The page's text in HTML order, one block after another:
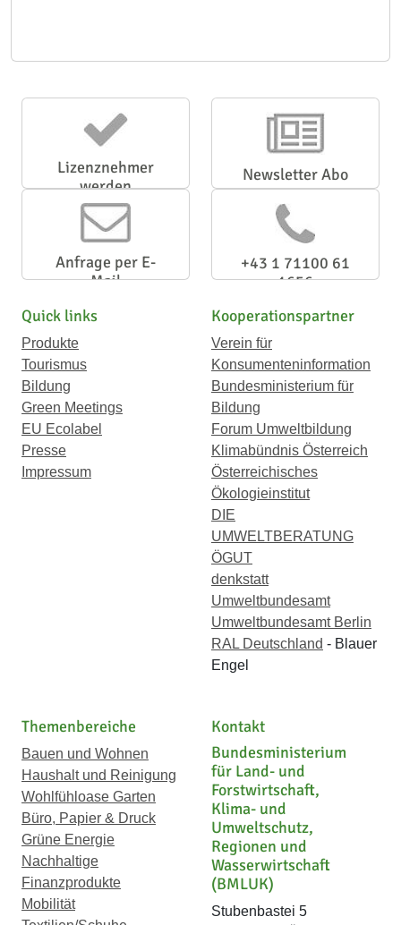
Lizenznehmer
werden
Newsletter Abo
Anfrage per E-
Mail
+43 1 71100 61
1656
Quick links
Produkte
Tourismus
Bildung
Green Meetings
EU Ecolabel
Presse
Impressum
Kooperationspartner
Verein für
Konsumenteninformation
Bundesministerium für
Bildung
Forum Umweltbildung
Klimabündnis Österreich
Österreichisches
Ökologieinstitut
DIE
UMWELTBERATUNG
ÖGUT
denkstatt
Umweltbundesamt
Umweltbundesamt Berlin
RAL Deutschland - Blauer
Engel
Themenbereiche
Bauen und Wohnen
Haushalt und Reinigung
Wohlfühloase Garten
Büro, Papier & Druck
Grüne Energie
Nachhaltige
Finanzprodukte
Mobilität
Kontakt
Bundesministerium
für Land- und
Forstwirtschaft,
Klima- und
Umweltschutz,
Regionen und
Wasserwirtschaft
(BMLUK)
Stubenbastei 5